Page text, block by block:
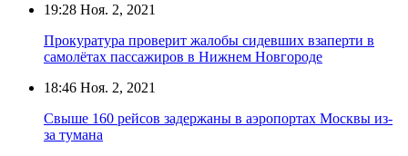
19:28 Ноя. 2, 2021
Прокуратура проверит жалобы сидевших взаперти в
самолётах пассажиров в Нижнем Новгороде
18:46 Ноя. 2, 2021
Свыше 160 рейсов задержаны в аэропортах Москвы из-
за тумана